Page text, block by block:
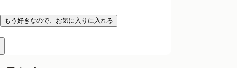
もう好きなので、お気に入りに入れる